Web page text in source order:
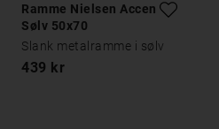
Ramme Nielsen Accent
Sølv 50x70
Slank metalramme i sølv
439 kr